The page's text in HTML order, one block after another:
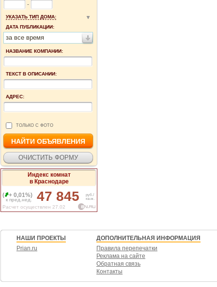
-
УКАЗАТЬ ТИП ДОМА:
ДАТА ПУБЛИКАЦИИ:
за все время
НАЗВАНИЕ КОМПАНИИ:
ТЕКСТ В ОПИСАНИИ:
АДРЕС:
ТОЛЬКО С ФОТО
Индекс комнат
в Краснодаре
(
+ 0,01%)
к пред.нед. 47 845
руб./
кв.м.
Расчет осуществлен 27.02
НАШИ ПРОЕКТЫ
Prian.ru
ДОПОЛНИТЕЛЬНАЯ ИНФОРМАЦИЯ
Правила перепечатки
Реклама на сайте
Обратная связь
Контакты